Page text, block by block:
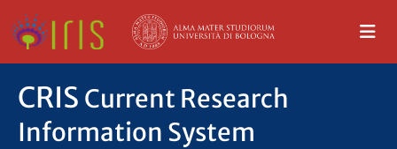
CRIS Current Research
Information System